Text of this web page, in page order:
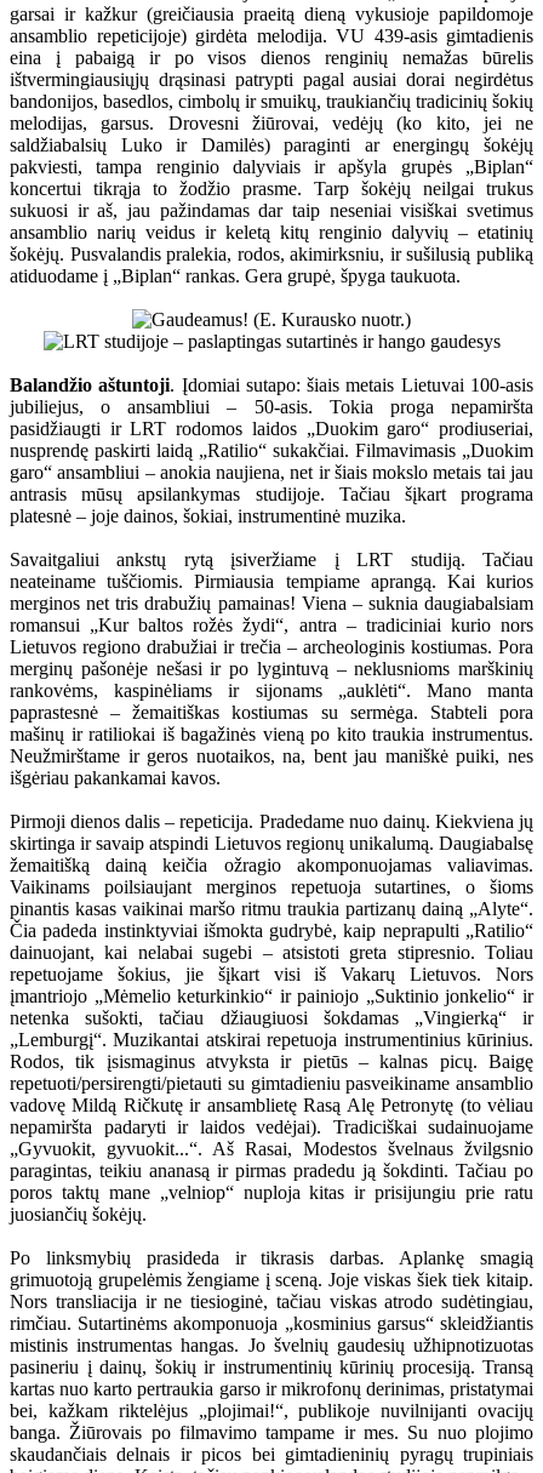
garsai ir kažkur (greičiausia praeitą dieną vykusioje papildomoje
ansamblio repeticijoje) girdėta melodija. VU 439-asis gimtadienis
eina į pabaigą ir po visos dienos renginių nemažas būrelis
ištvermingiausiųjų drąsinasi patrypti pagal ausiai dorai negirdėtus
bandonijos, basedlos, cimbolų ir smuikų, traukiančių tradicinių šokių
melodijas, garsus. Drovesni žiūrovai, vedėjų (ko kito, jei ne
saldžiabalsių Luko ir Damilės) paraginti ar energingų šokėjų
pakviesti, tampa renginio dalyviais ir apšyla grupės „Biplan“
koncertui tikrąja to žodžio prasme. Tarp šokėjų neilgai trukus
sukuosi ir aš, jau pažindamas dar taip neseniai visiškai svetimus
ansamblio narių veidus ir keletą kitų renginio dalyvių – etatinių
šokėjų. Pusvalandis pralekia, rodos, akimirksniu, ir sušilusią publiką
atiduodame į „Biplan“ rankas. Gera grupė, špyga taukuota.
Balandžio aštuntoji. Įdomiai sutapo: šiais metais Lietuvai 100-asis
jubiliejus, o ansambliui – 50-asis. Tokia proga nepamiršta
pasidžiaugti ir LRT rodomos laidos „Duokim garo“ prodiuseriai,
nusprendę paskirti laidą „Ratilio“ sukakčiai. Filmavimasis „Duokim
garo“ ansambliui – anokia naujiena, net ir šiais mokslo metais tai jau
antrasis mūsų apsilankymas studijoje. Tačiau šįkart programa
platesnė – joje dainos, šokiai, instrumentinė muzika.
Savaitgaliui ankstų rytą įsiveržiame į LRT studiją. Tačiau
neateiname tuščiomis. Pirmiausia tempiame aprangą. Kai kurios
merginos net tris drabužių pamainas! Viena – suknia daugiabalsiam
romansui „Kur baltos rožės žydi“, antra – tradiciniai kurio nors
Lietuvos regiono drabužiai ir trečia – archeologinis kostiumas. Pora
merginų pašonėje nešasi ir po lygintuvą – neklusnioms marškinių
rankovėms, kaspinėliams ir sijonams „auklėti“. Mano manta
paprastesnė – žemaitiškas kostiumas su sermėga. Stabteli pora
mašinų ir ratiliokai iš bagažinės vieną po kito traukia instrumentus.
Neužmirštame ir geros nuotaikos, na, bent jau maniškė puiki, nes
išgėriau pakankamai kavos.
Pirmoji dienos dalis – repeticija. Pradedame nuo dainų. Kiekviena jų
skirtinga ir savaip atspindi Lietuvos regionų unikalumą. Daugiabalsę
žemaitišką dainą keičia ožragio akomponuojamas valiavimas.
Vaikinams poilsiaujant merginos repetuoja sutartines, o šioms
pinantis kasas vaikinai maršo ritmu traukia partizanų dainą „Alyte“.
Čia padeda instinktyviai išmokta gudrybė, kaip neprapulti „Ratilio“
dainuojant, kai nelabai sugebi – atsistoti greta stipresnio. Toliau
repetuojame šokius, jie šįkart visi iš Vakarų Lietuvos. Nors
įmantriojo „Mėmelio keturkinkio“ ir painiojo „Suktinio jonkelio“ ir
netenka sušokti, tačiau džiaugiuosi šokdamas „Vingierką“ ir
„Lemburgį“. Muzikantai atskirai repetuoja instrumentinius kūrinius.
Rodos, tik įsismaginus atvyksta ir pietūs – kalnas picų. Baigę
repetuoti/persirengti/pietauti su gimtadieniu pasveikiname ansamblio
vadovę Mildą Ričkutę ir ansamblietę Rasą Alę Petronytę (to vėliau
nepamiršta padaryti ir laidos vedėjai). Tradiciškai sudainuojame
„Gyvuokit, gyvuokit...“. Aš Rasai, Modestos švelnaus žvilgsnio
paragintas, teikiu ananasą ir pirmas pradedu ją šokdinti. Tačiau po
poros taktų mane „velniop“ nuploja kitas ir prisijungiu prie ratu
juosiančių šokėjų.
Po linksmybių prasideda ir tikrasis darbas. Aplankę smagią
grimuotoją grupelėmis žengiame į sceną. Joje viskas šiek tiek kitaip.
Nors transliacija ir ne tiesioginė, tačiau viskas atrodo sudėtingiau,
rimčiau. Sutartinėms akomponuoja „kosminius garsus“ skleidžiantis
mistinis instrumentas hangas. Jo švelnių gaudesių užhipnotizuotas
pasineriu į dainų, šokių ir instrumentinių kūrinių procesiją. Transą
kartas nuo karto pertraukia garso ir mikrofonų derinimas, pristatymai
bei, kažkam riktelėjus „plojimai!“, publikoje nuvilnijanti ovacijų
banga. Žiūrovais po filmavimo tampame ir mes. Su nuo plojimo
skaudančiais delnais ir picos bei gimtadieninių pyragų trupiniais